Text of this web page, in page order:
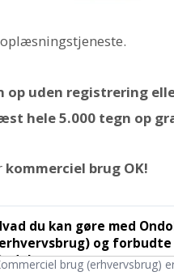
oplæsningstjeneste.
op uden registrering
hele 5.000 tegn op
kommerciel brug OK!
du kan gøre med
og
brug (erhvervsbrug)